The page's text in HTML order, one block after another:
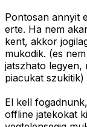
Pontosan annyit
erte. Ha nem
kent, akkor
mukodik. (es
jatszhato legyen,
piacukat szukitik)
El kell
offline jatekokat